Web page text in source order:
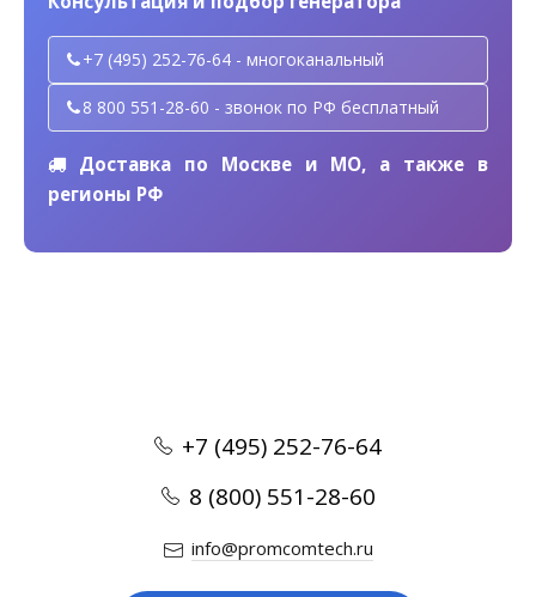
+7 (495) 252-76-64 - многоканальный
8 800 551-28-60 - звонок по РФ бесплатный
Доставка по Москве и МО, а также в
регионы РФ
+7 (495) 252-76-64
8 (800) 551-28-60
info@promcomtech.ru